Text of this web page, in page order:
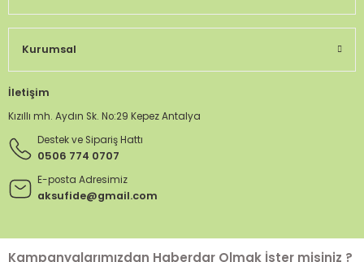
Kurumsal
İletişim
Kızıllı mh. Aydın Sk. No:29 Kepez Antalya
Destek ve Sipariş Hattı
0506 774 0707
E-posta Adresimiz
aksufide@gmail.com
Kampanyalarımızdan Haberdar Olmak İster misiniz ?